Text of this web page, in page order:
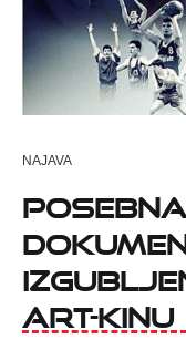
NAJAVA
Art-kinu